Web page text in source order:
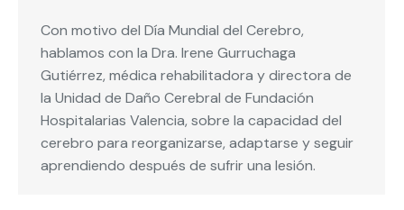
Con motivo del Día Mundial del Cerebro,
hablamos con la Dra. Irene Gurruchaga
Gutiérrez, médica rehabilitadora y directora de
la Unidad de Daño Cerebral de Fundación
Hospitalarias Valencia, sobre la capacidad del
cerebro para reorganizarse, adaptarse y seguir
aprendiendo después de sufrir una lesión.